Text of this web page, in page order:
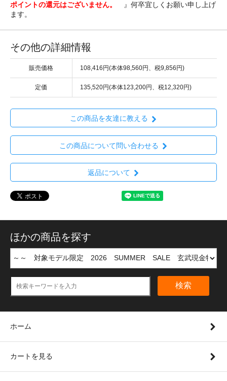
ポイントの還元はございません。
』何卒宜しくお願い申し上げ
ます。
その他の詳細情報
販売価格 108,416円(本体98,560円、税9,856円)
定価 135,520円(本体123,200円、税12,320円)
この商品を友達に教える
この商品について問い合わせる
返品について
ほかの商品を探す
検索
ホーム
カートを見る